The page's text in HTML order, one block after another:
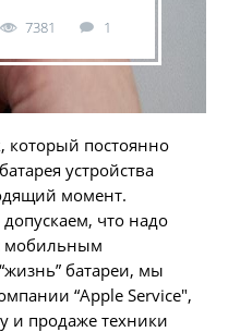
7381 1
постоянно
устройства
момент.
что надо
мобильным
батареи, мы
“Apple Service",
и продаже техники